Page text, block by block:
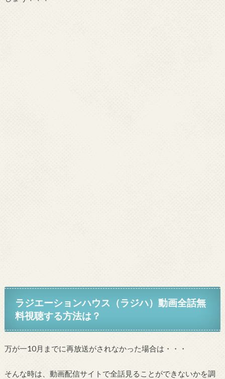
ラジエーションハウス（ラジハ）動画全話無
料視聴する方法は？
万が一10月までに再放送がされなかった場合は・・・
そんな時は、動画配信サイトで全話見ることができないかを調